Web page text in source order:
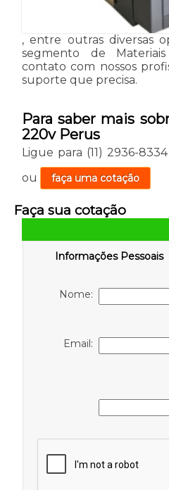
, entre outras diversas
segmento de
contato com nossos
suporte que precisa.
Para saber mais
220v Perus
Ligue para (11) 2936-8334
ou
faça uma cotação
Faça sua cotação
Informações Pessoais
Nome:
Email: